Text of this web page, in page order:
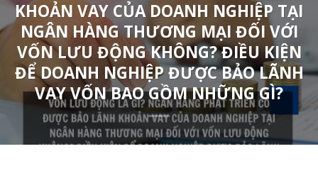
KHOẢN VAY CỦA DOANH NGHIỆP TẠI
NGÂN HÀNG THƯƠNG MẠI ĐỐI VỚI
VỐN LƯU ĐỘNG KHÔNG? ĐIỀU KIỆN
ĐỂ DOANH NGHIỆP ĐƯỢC BẢO LÃNH
VAY VỐN BAO GỒM NHỮNG GÌ?